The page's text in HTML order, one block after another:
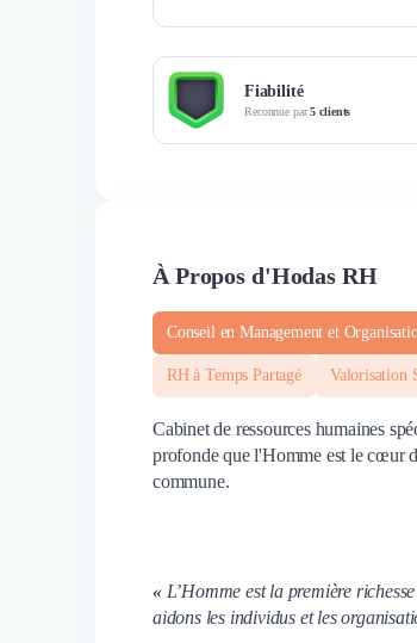
Fiabilité
Reconnue par5 clients
À Propos d'Hodas RH
Conseil en Management et
RH à Temps Partagé Valorisation
Cabinet de ressources humaines
profonde que l'Homme est le cœur
commune.
«L’Homme est la première
aidons les individus et les